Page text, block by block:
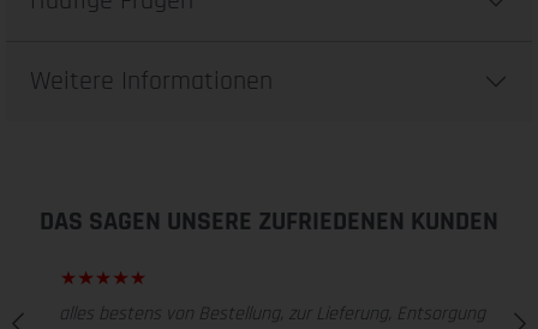
Weitere Informationen
DAS SAGEN UNSERE ZUFRIEDENEN KUNDEN
alles bestens von Bestellung, zur Lieferung, Entsorgung